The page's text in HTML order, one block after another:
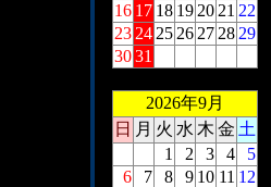
16 17 18 19 20 21 22
23 24 25 26 27 28 29
3031
2026年9月
日 月 火 水 木 金 土
1
2 3 4
5
6
7 8 9 10 11 12